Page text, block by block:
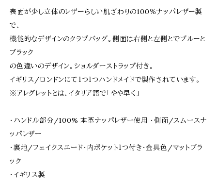
表面が少し立体のレザーらしい肌ざわりの100％ナッパレザー製
で、
機能的なデザインのクラブバッグ。側面は右側と左側とでブルーと
ブラック
の色違いのデザイン。ショルダーストラップ付き。
イギリス/ロンドンにて１つ１つハンドメイドで製作されています。
※アレグレットとは、イタリア語で「やや早く」
・ハンドル部分/100% 本革ナッパレザー使用 ・側面/スムースナ
ッパレザー
・裏地/フェイクスエード・内ポケット１つ付き・金具色/マットブラ
ック
・イギリス製